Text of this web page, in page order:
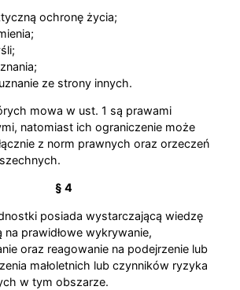
ochronę życia;
ze strony innych.
mowa w ust. 1 są prawami
natomiast ich ograniczenie może
z norm prawnych oraz orzeczeń
§ 4
posiada wystarczającą wiedzę
na prawidłowe wykrywanie,
oraz reagowanie na podejrzenie lub
małoletnich lub czynników ryzyka
w tym obszarze.